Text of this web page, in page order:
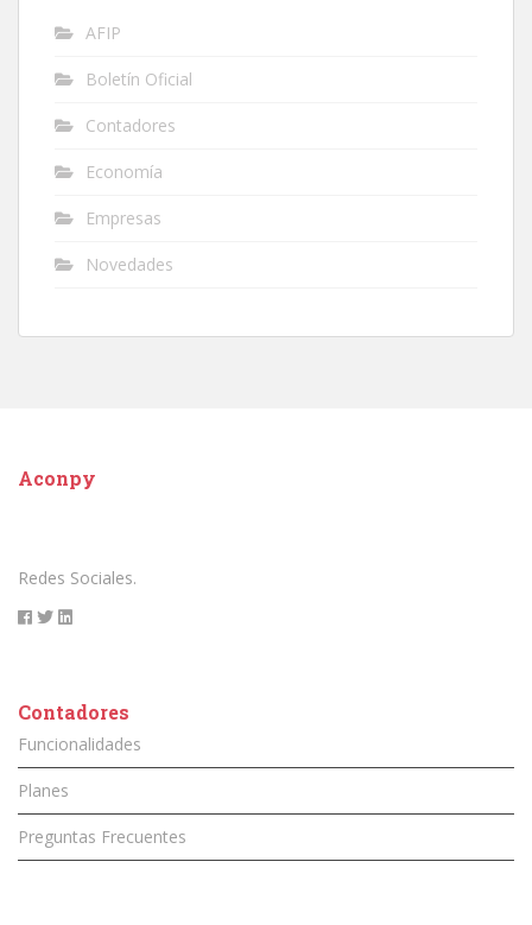
AFIP
Boletín Oficial
Contadores
Economía
Empresas
Novedades
Aconpy
Redes Sociales.
Contadores
Funcionalidades
Planes
Preguntas Frecuentes